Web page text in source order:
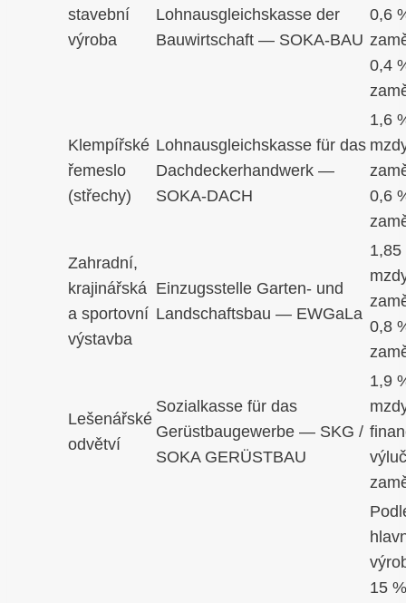
stavební
výroba
Lohnausgleichskasse der
Bauwirtschaft — SOKA-BAU
0,6
0,4
Klempířské
řemeslo
(střechy)
Lohnausgleichskasse für das
Dachdeckerhandwerk —
SOKA-DACH
1,6
0,6
Zahradní,
krajinářská
a sportovní
výstavba
Einzugsstelle Garten- und
Landschaftsbau — EWGaLa
1,85
0,8
Lešenářské
odvětví
Sozialkasse für das
Gerüstbaugewerbe — SKG /
SOKA GERÜSTBAU
1,9
15